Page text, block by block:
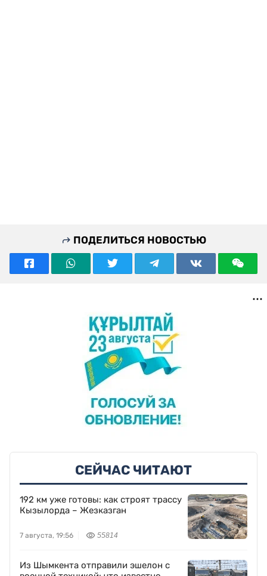
ПОДЕЛИТЬСЯ НОВОСТЬЮ
СЕЙЧАС ЧИТАЮТ
192 км уже готовы: как строят трассу
Кызылорда – Жезказган
7 августа, 19:56 55814
Из Шымкента отправили эшелон с